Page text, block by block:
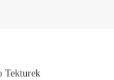
Tekturek